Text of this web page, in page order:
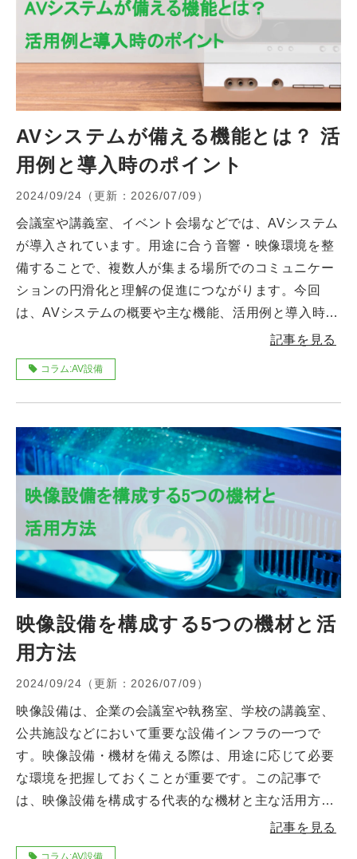
AVシステムが備える機能とは？ 活
用例と導入時のポイント
2024/09/24 （更新： 2026/07/09 ）
会議室や講義室、イベント会場などでは、AVシステム
が導入されています。用途に合う音響・映像環境を整
備することで、複数人が集まる場所でのコミュニケー
ションの円滑化と理解の促進につながります。今回
は、AVシステムの概要や主な機能、活用例と導入時の
記事を見る
コラム:AV設備
映像設備を構成する5つの機材と活
用方法
2024/09/24 （更新： 2026/07/09 ）
映像設備は、企業の会議室や執務室、学校の講義室、
公共施設などにおいて重要な設備インフラの一つで
す。映像設備・機材を備える際は、用途に応じて必要
な環境を把握しておくことが重要です。この記事で
は、映像設備を構成する代表的な機材と主な活用方法
記事を見る
コラム:AV設備